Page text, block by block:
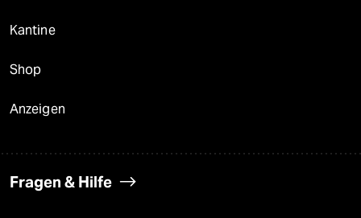
Kantine
Shop
Anzeigen
Fragen & Hilfe